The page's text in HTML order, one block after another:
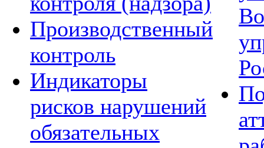
Производственный
контроль
Индикаторы
рисков нарушений
обязательных